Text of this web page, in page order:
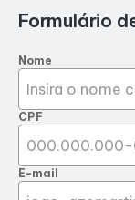
Lojas e
Formulário
Nome
CPF
E-mail